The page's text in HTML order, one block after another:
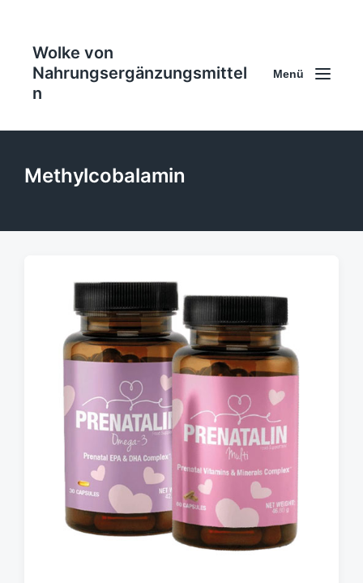
Wolke von
Nahrungsergänzungsmittel
n
Menü
Methylcobalamin